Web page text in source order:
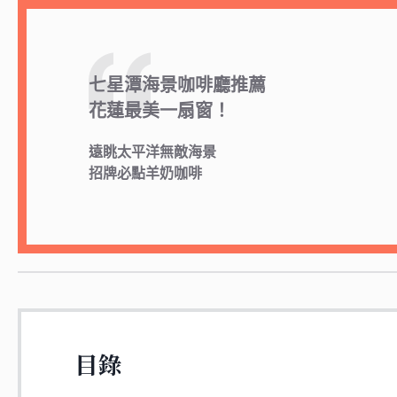
七星潭海景咖啡廳推薦
花蓮最美一扇窗！
遠眺太平洋無敵海景
招牌必點羊奶咖啡
目錄